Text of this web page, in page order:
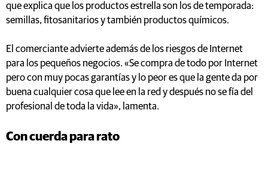
que explica que los productos estrella son los de temporada:
semillas, fitosanitarios y también productos químicos.
El comerciante advierte además de los riesgos de Internet
para los pequeños negocios. «Se compra de todo por Internet
pero con muy pocas garantías y lo peor es que la gente da por
buena cualquier cosa que lee en la red y después no se fía del
profesional de toda la vida», lamenta.
Con cuerda para rato